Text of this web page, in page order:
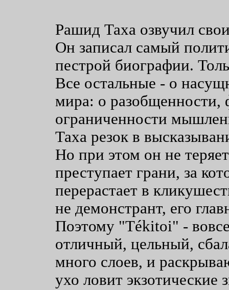
Рашид Таха озвучил
Он записал самый
пестрой биографии.
Все остальные - о
мира: о разобщенности,
ограниченности
Таха резок в
Но при этом он не
преступает грани, за
перерастает в
не демонстрант, его
Поэтому "Tékitoi" -
отличный, цельный,
много слоев, и
ухо ловит экзотические